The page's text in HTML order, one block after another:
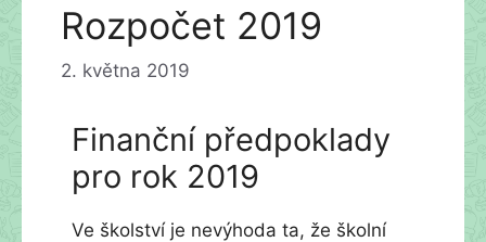
Rozpočet 2019
2. května 2019
Finanční předpoklady
pro rok 2019
Ve školství je nevýhoda ta, že školní